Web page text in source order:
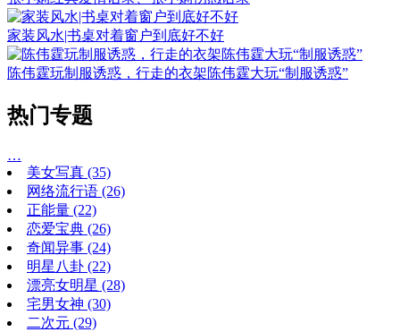
家装风水|书桌对着窗户到底好不好
陈伟霆玩制服诱惑，行走的衣架陈伟霆大玩“制服诱惑”
热门专题
…
美女写真 (35)
网络流行语 (26)
正能量 (22)
恋爱宝典 (26)
奇闻异事 (24)
明星八卦 (22)
漂亮女明星 (28)
宅男女神 (30)
二次元 (29)